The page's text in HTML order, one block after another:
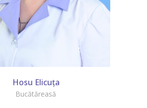
Hosu Elicuța
Bucătăreasă